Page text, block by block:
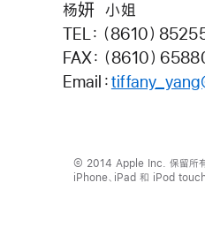
杨妍 小姐
TEL：（8610）
FAX：（8610）
Email：
© 2014 Apple Inc. 保留所有
iPhone、iPad 和 iPod touch